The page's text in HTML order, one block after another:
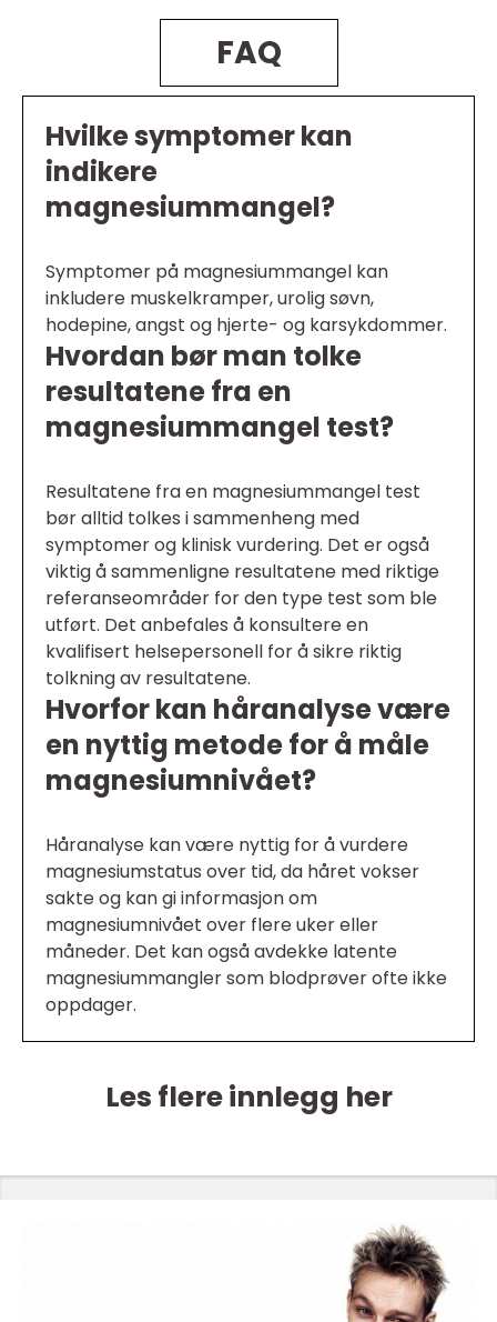
FAQ
Hvilke symptomer kan
indikere
magnesiummangel?
Symptomer på magnesiummangel kan
inkludere muskelkramper, urolig søvn,
hodepine, angst og hjerte- og karsykdommer.
Hvordan bør man tolke
resultatene fra en
magnesiummangel test?
Resultatene fra en magnesiummangel test
bør alltid tolkes i sammenheng med
symptomer og klinisk vurdering. Det er også
viktig å sammenligne resultatene med riktige
referanseområder for den type test som ble
utført. Det anbefales å konsultere en
kvalifisert helsepersonell for å sikre riktig
tolkning av resultatene.
Hvorfor kan håranalyse være
en nyttig metode for å måle
magnesiumnivået?
Håranalyse kan være nyttig for å vurdere
magnesiumstatus over tid, da håret vokser
sakte og kan gi informasjon om
magnesiumnivået over flere uker eller
måneder. Det kan også avdekke latente
magnesiummangler som blodprøver ofte ikke
oppdager.
Les flere innlegg her